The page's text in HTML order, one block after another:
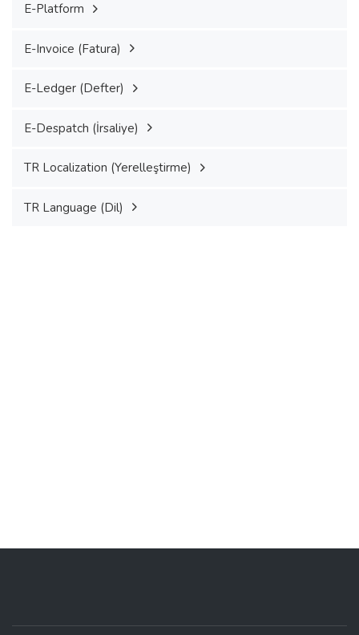
E-Platform
E-Invoice (Fatura)
E-Ledger (Defter)
E-Despatch (İrsaliye)
TR Localization (Yerelleştirme)
TR Language (Dil)